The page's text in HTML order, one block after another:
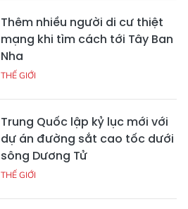
Thêm nhiều người di cư thiệt
mạng khi tìm cách tới Tây Ban
Nha
THẾ GIỚI
Trung Quốc lập kỷ lục mới với
dự án đường sắt cao tốc dưới
sông Dương Tử
THẾ GIỚI